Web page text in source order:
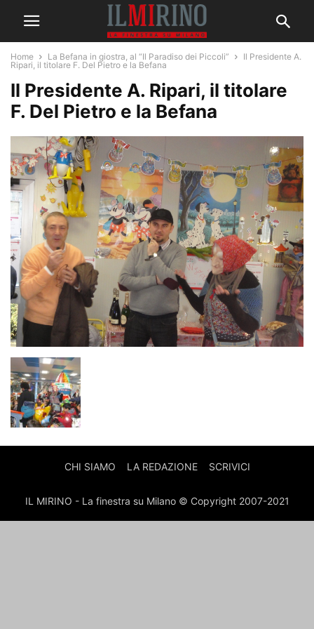
Home La Befana in giostra, al “Il Paradiso dei Piccoli”
Il Presidente A.
Ripari, il titolare F. Del Pietro e la Befana
Il Presidente A. Ripari, il titolare
F. Del Pietro e la Befana
CHI SIAMO LA REDAZIONE SCRIVICI
IL MIRINO - La finestra su Milano © Copyright 2007-2021